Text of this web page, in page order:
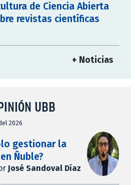
de Ciencia Abierta
revistas científicas
+ Noticias
UBB
2026
gestionar la
Ñuble?
José Sandoval Díaz